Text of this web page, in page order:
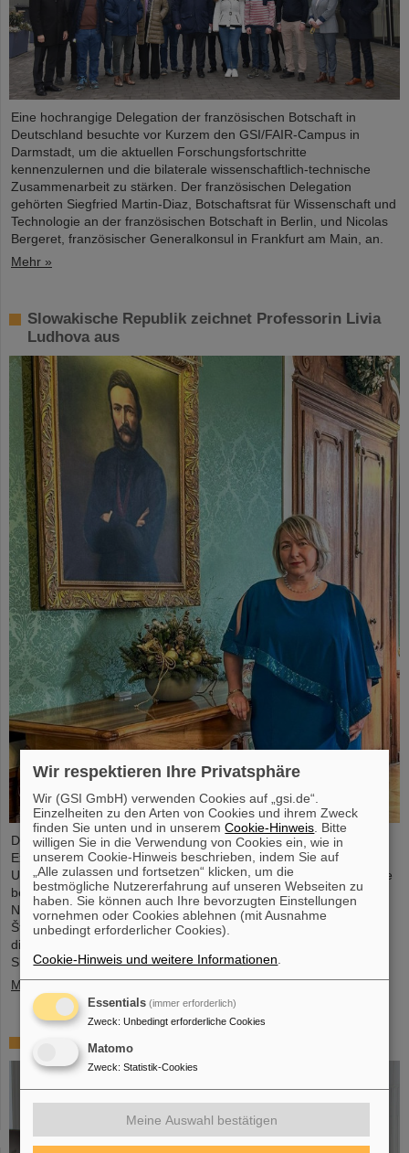
Eine hochrangige Delegation der französischen Botschaft in
Deutschland besuchte vor Kurzem den GSI/FAIR-Campus in
Darmstadt, um die aktuellen Forschungsfortschritte
kennenzulernen und die bilaterale wissenschaftlich-technische
Zusammenarbeit zu stärken. Der französischen Delegation
gehörten Siegfried Martin-Diaz, Botschaftsrat für Wissenschaft und
Technologie an der französischen Botschaft in Berlin, und Nicolas
Bergeret, französischer Generalkonsul in Frankfurt am Main, an.
Mehr »
Slowakische Republik zeichnet Professorin Livia
Ludhova aus
Die Physikerin und Geologin Livia Ludhova, Professorin für
Experimentelle Neutrinophysik an der Johannes Gutenberg-
Universität Mainz und Leiterin der gemeinsamen Neutrino-Gruppe
bei GSI sowie Leiterin des DFG-Förderprojekts FAIR-Research
NRW, wurde vor Kurzem mit dem slowakischen Orden Ľudovít
Štúr, 2. Klasse, Zivilabteilung, geehrt. Die feierliche Verleihung
dieser hohen Auszeichnung fand durch den Präsidenten der
Slowakischen Republik, Peter Pellegrini, in Bratislava statt.
Mehr »
FAIR-GSI-Promotionspreis für Dr. Tom Reichert
Wir respektieren Ihre Privatsphäre
Wir (GSI GmbH) verwenden Cookies auf „gsi.de“.
Einzelheiten zu den Arten von Cookies und ihrem Zweck
finden Sie unten und in unseremCookie-Hinweis . Bitte
willigen Sie in die Verwendung von Cookies ein, wie in
unserem Cookie-Hinweis beschrieben, indem Sie auf
„Alle zulassen und fortsetzen“ klicken, um die
bestmögliche Nutzererfahrung auf unseren Webseiten zu
haben. Sie können auch Ihre bevorzugten Einstellungen
vornehmen oder Cookies ablehnen (mit Ausnahme
unbedingt erforderlicher Cookies).
Cookie-Hinweis und weitere Informationen
Essentials (immer erforderlich)
Zweck: Unbedingt erforderliche Cookies
Matomo
Zweck: Statistik-Cookies
Meine Auswahl bestätigen